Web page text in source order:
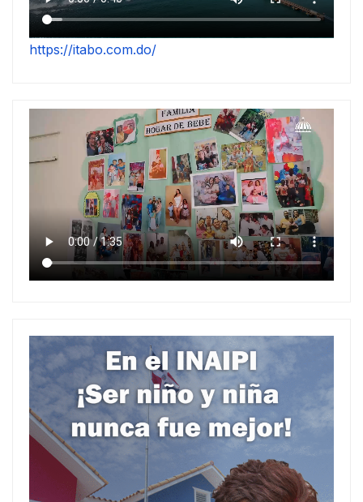
https://itabo.com.do/